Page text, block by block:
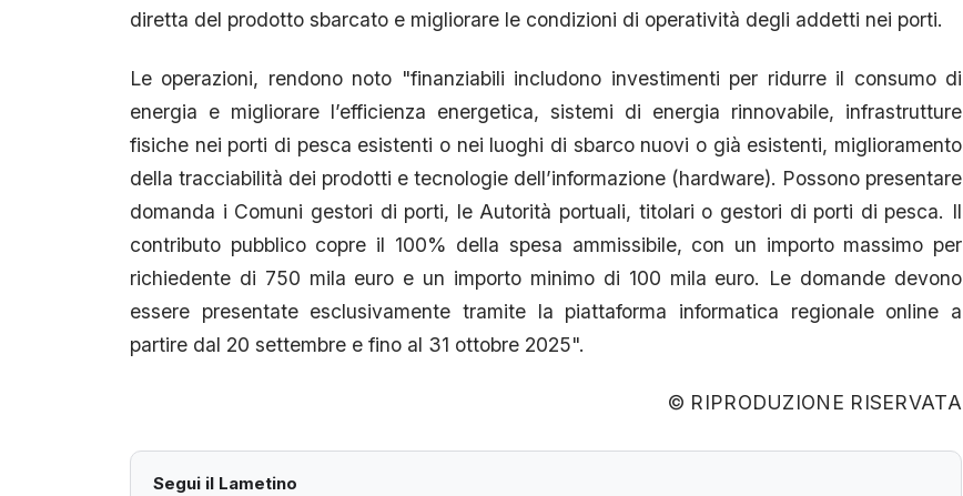
diretta del prodotto sbarcato e migliorare le condizioni di operatività degli addetti nei porti.
Le operazioni, rendono noto "finanziabili includono investimenti per ridurre il consumo di
energia e migliorare l’efficienza energetica, sistemi di energia rinnovabile, infrastrutture
fisiche nei porti di pesca esistenti o nei luoghi di sbarco nuovi o già esistenti, miglioramento
della tracciabilità dei prodotti e tecnologie dell’informazione (hardware). Possono presentare
domanda i Comuni gestori di porti, le Autorità portuali, titolari o gestori di porti di pesca. Il
contributo pubblico copre il 100% della spesa ammissibile, con un importo massimo per
richiedente di 750 mila euro e un importo minimo di 100 mila euro. Le domande devono
essere presentate esclusivamente tramite la piattaforma informatica regionale online a
partire dal 20 settembre e fino al 31 ottobre 2025".
© RIPRODUZIONE RISERVATA
Segui il Lametino